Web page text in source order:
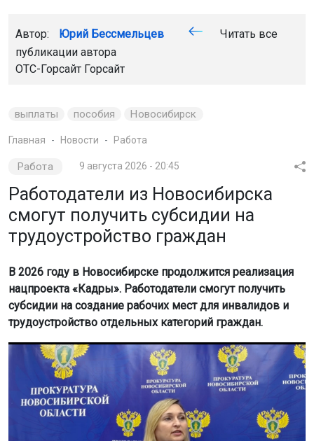
Автор: Юрий Бессмельцев
Читать все
публикации автора
ОТС-Горсайт Горсайт
выплаты пособия Новосибирск
Главная Новости Работа
Работа 9 августа 2026 - 20:45
Работодатели из Новосибирска
смогут получить субсидии на
трудоустройство граждан
В 2026 году в Новосибирске продолжится реализация
нацпроекта «Кадры». Работодатели смогут получить
субсидии на создание рабочих мест для инвалидов и
трудоустройство отдельных категорий граждан.